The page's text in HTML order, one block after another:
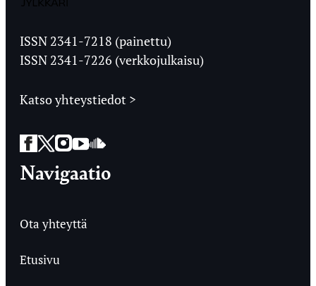
Ylioppilaslehti
ISSN 2341-7218 (painettu)
ISSN 2341-7226 (verkkojulkaisu)
Katso yhteystiedot >
Facebook
Twitter
Instagram
YouTube
SoundCloud
Navigaatio
Ota yhteyttä
Etusivu